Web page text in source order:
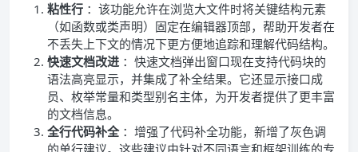
粘性行 ：该功能允许在浏览大文件时将关键结构元素
（如函数或类声明）固定在编辑器顶部，帮助开发者在
不丢失上下文的情况下更方便地追踪和理解代码结构。
快速文档改进 ：快速文档弹出窗口现在支持代码块的
语法高亮显示，并集成了补全结果。它还显示接口成
员、枚举常量和类型别名主体，为开发者提供了更丰富
的文档信息。
全行代码补全 ：增强了代码补全功能，新增了灰色调